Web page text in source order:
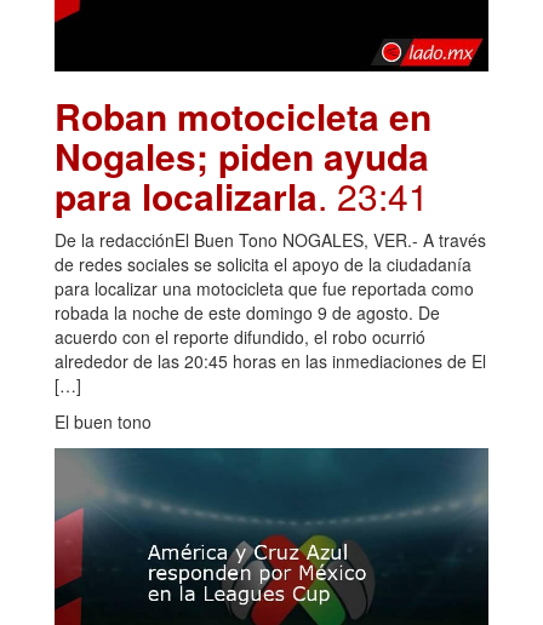
Roban motocicleta en
Nogales; piden ayuda
para localizarla. 23:41
De la redacciónEl Buen Tono NOGALES, VER.- A través
de redes sociales se solicita el apoyo de la ciudadanía
para localizar una motocicleta que fue reportada como
robada la noche de este domingo 9 de agosto. De
acuerdo con el reporte difundido, el robo ocurrió
alrededor de las 20:45 horas en las inmediaciones de El
[…]
El buen tono